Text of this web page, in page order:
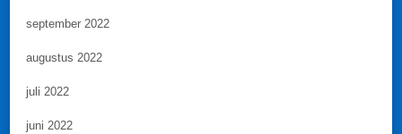
september 2022
augustus 2022
juli 2022
juni 2022